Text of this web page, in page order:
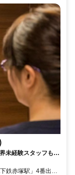
未経験スタッフも活